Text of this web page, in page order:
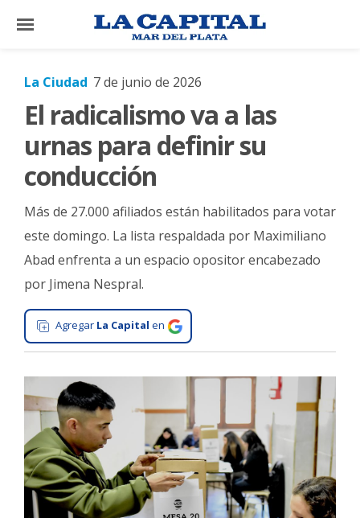
×
El
Mundo
La
Zona
Cultura
Tecnología
Gastronomía
Salud
General
La
Ciudad
Deportes
Arte
La Ciudad 7 de junio de 2026
El radicalismo va a las
urnas para definir su
conducción
Más de 27.000 afiliados están habilitados para votar
este domingo. La lista respaldada por Maximiliano
Abad enfrenta a un espacio opositor encabezado
por Jimena Nespral.
Agregar La Capital en